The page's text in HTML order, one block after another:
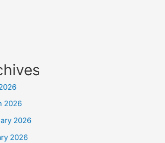
2026
2026
2026